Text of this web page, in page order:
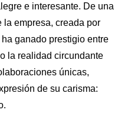
e interesante. De una
la empresa, creada por
ganado prestigio entre
la realidad circundante
únicas,
de su carisma: